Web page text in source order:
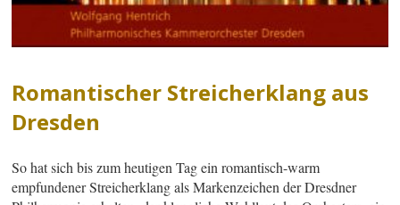
Romantischer Streicherklang aus
Dresden
So hat sich bis zum heutigen Tag ein romantisch-warm
empfundener Streicherklang als Markenzeichen der Dresdner